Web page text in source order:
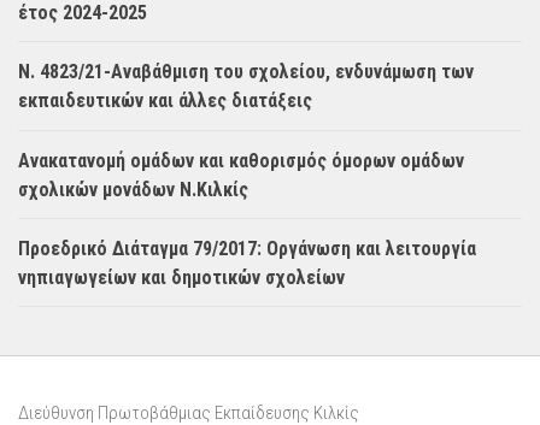
έτος 2024-2025
Ν. 4823/21-Αναβάθμιση του σχολείου, ενδυνάμωση των
εκπαιδευτικών και άλλες διατάξεις
Ανακατανομή ομάδων και καθορισμός όμορων ομάδων
σχολικών μονάδων Ν.Κιλκίς
Προεδρικό Διάταγμα 79/2017: Οργάνωση και λειτουργία
νηπιαγωγείων και δημοτικών σχολείων
Διεύθυνση Πρωτοβάθμιας Εκπαίδευσης Κιλκίς